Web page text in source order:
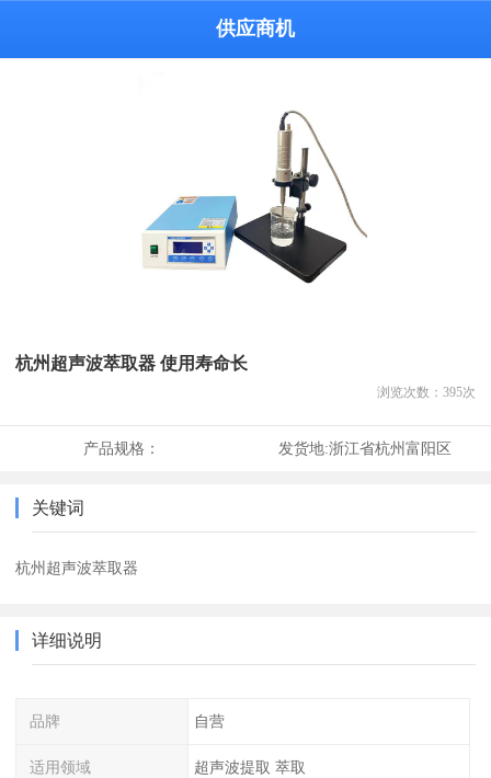
供应商机
杭州超声波萃取器 使用寿命长
浏览次数： 395次
产品规格： 发货地:浙江省杭州富阳区
关键词
杭州超声波萃取器
详细说明
品牌 自营
适用领域 超声波提取 萃取